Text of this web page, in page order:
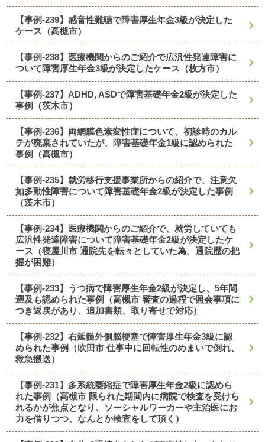
【事例-239】感音性難聴で障害厚生年金3級が決定した
ケース（高槻市）
【事例-238】医療機関からのご紹介で広汎性発達障害に
ついて障害厚生年金3級が決定したケース（枚方市）
【事例-237】ADHD, ASDで障害基礎年金2級が決定した
事例（茨木市）
【事例-236】両網膜色素変性症について、初診時のカル
テが廃棄されていたが、障害基礎年金1級に認められた
事例（高槻市）
【事例-235】就労移行支援事業所からの紹介で、注意欠
如多動性障害について障害基礎年金2級が決定した事例
（茨木市）
【事例-234】医療機関からのご紹介で、就労していても
広汎性発達障害について障害基礎年金2級が決定したケ
ース（寝屋川市 通院先を転々としていた為、通院歴の把
握が困難）
【事例-233】うつ病で障害厚生年金2級が決定し、5年間
遡及も認められた事例（高槻市 審査の過程で照会事項に
つき返戻があり、追加書類、取り寄せで対応）
【事例-232】右延髄外側脳梗塞で障害厚生年金3級に認
められた事例（吹田市 仕事中に回転性のめまいで倒れ、
救急搬送）
【事例-231】多系統萎縮症で障害厚生年金2級に認めら
れた事例（高槻市 限られた期間内に病院で検査を受けら
れるかが焦点となり、ソーシャルワーカーや主治医にお
力を借りつつ、なんとか検査をして頂く）